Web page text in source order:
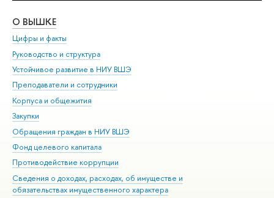
О ВЫШКЕ
Цифры и факты
Руководство и структура
Устойчивое развитие в НИУ ВШЭ
Преподаватели и сотрудники
Корпуса и общежития
Закупки
Обращения граждан в НИУ ВШЭ
Фонд целевого капитала
Противодействие коррупции
Сведения о доходах, расходах, об имуществе и
обязательствах имущественного характера